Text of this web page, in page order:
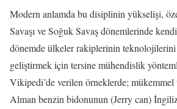
Modern anlamda bu disiplinin yükselişi,
Savaşı ve Soğuk Savaş dönemlerinde
dönemde ülkeler rakiplerinin
geliştirmek için tersine mühendislik
Vikipedi’de verilen örneklerde; mükemmel
Alman benzin bidonunun (Jerry can)